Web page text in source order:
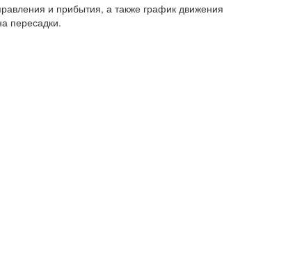
и прибытия, а также график движения
пересадки.